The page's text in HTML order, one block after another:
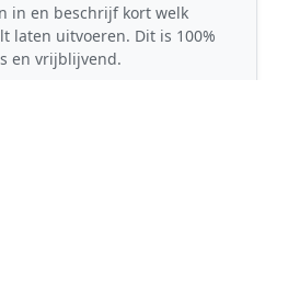
in en beschrijf kort welk
laten uitvoeren. Dit is 100%
en vrijblijvend.